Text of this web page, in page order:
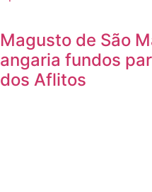
Magusto de São
angaria fundos
dos Aflitos